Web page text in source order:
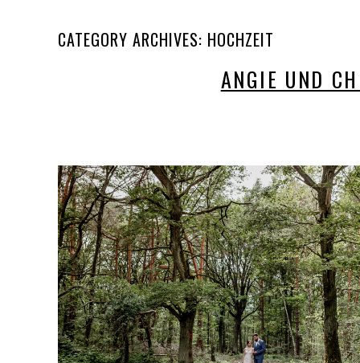
CATEGORY ARCHIVES: HOCHZEIT
ANGIE UND